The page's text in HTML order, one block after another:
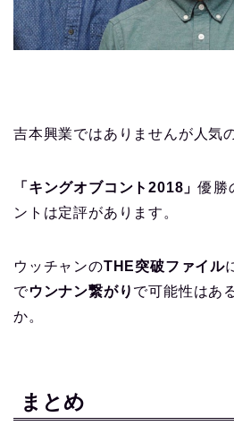
吉本興業ではありませんが人気
「キングオブコント2018」優勝
ントは定評があります。
ウッチャンのTHE突破ファイル
でウンナン繋がり で可能性はあ
か。
まとめ